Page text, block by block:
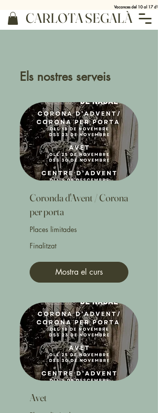
CARLOTA SEGALÀ
Vacances del 10 al 17
Els nostres serveis
Coronda d'Avent / Corona
per porta
Places limitades
Finalitzat
Mostra el curs
Avet